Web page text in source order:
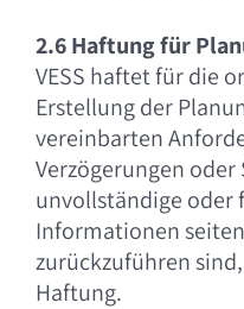
2.6 Haftung für
VESS haftet für die
Erstellung der
vereinbarten
Verzögerungen
unvollständige oder
Informationen
zurückzuführen
Haftung.